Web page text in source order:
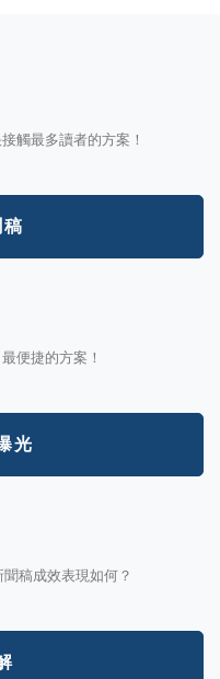
觸最多讀者的方案！
便捷的方案！
光
稿成效表現如何？